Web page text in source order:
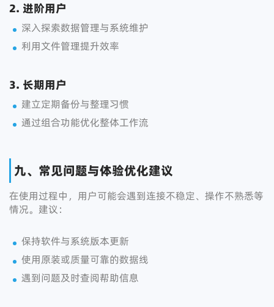
2. 进阶用户
深入探索数据管理与系统维护
利用文件管理提升效率
3. 长期用户
建立定期备份与整理习惯
通过组合功能优化整体工作流
九、常见问题与体验优化建议
在使用过程中，用户可能会遇到连接不稳定、操作不熟悉等
情况。建议：
保持软件与系统版本更新
使用原装或质量可靠的数据线
遇到问题及时查阅帮助信息